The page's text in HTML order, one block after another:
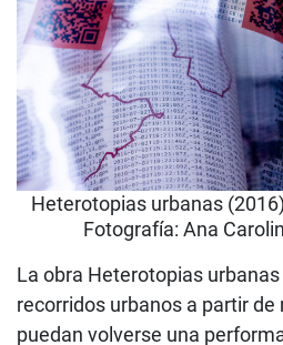
Heterotopias urbanas
Fotografía: Ana
La obra Heterotopias
recorridos urbanos a partir
puedan volverse una